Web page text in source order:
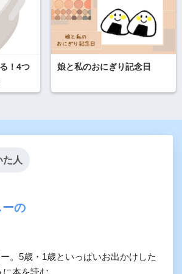
！4つ
娘と私のおにぎり記念日
た人
ーの
。5歳・1歳といっぱいお出かけした
本を読む。